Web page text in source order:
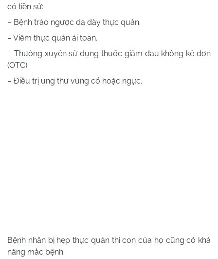
có tiền sử:
– Bệnh trào ngược dạ dày thực quản.
– Viêm thực quản ái toan.
– Thường xuyên sử dụng thuốc giảm đau không kê đơn
(OTC).
– Điều trị ung thư vùng cổ hoặc ngực.
Bệnh nhân bị hẹp thực quản thì con của họ cũng có khả
năng mắc bệnh.